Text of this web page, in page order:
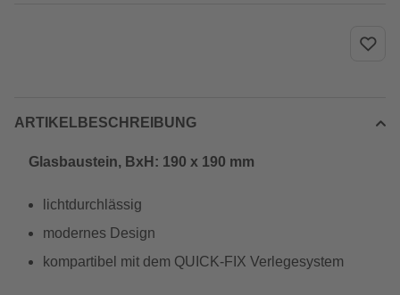
ARTIKELBESCHREIBUNG
Glasbaustein, BxH: 190 x 190 mm
lichtdurchlässig
modernes Design
kompartibel mit dem QUICK-FIX Verlegesystem